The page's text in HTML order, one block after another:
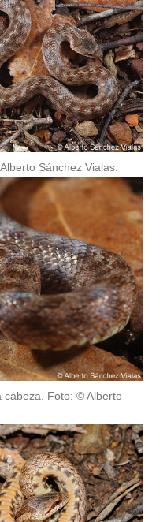
Sánchez Vialas.
cabeza. Foto: © Alberto